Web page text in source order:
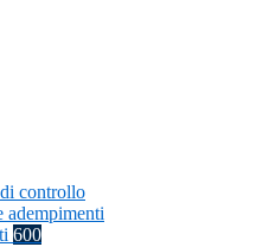
controllo
adempimenti
600